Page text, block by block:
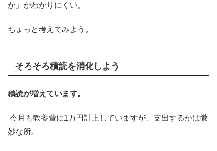
か」がわかりにくい。
ちょっと考えてみよう。
そろそろ積読を消化しよう
積読が増えています。
今月も教養費に1万円計上していますが、支出するかは微
妙な所。